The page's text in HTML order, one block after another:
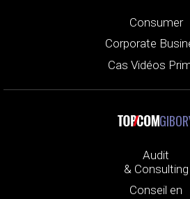
Consumer
Corporate
Cas Vidéos
Audit
& Consulting
Conseil en